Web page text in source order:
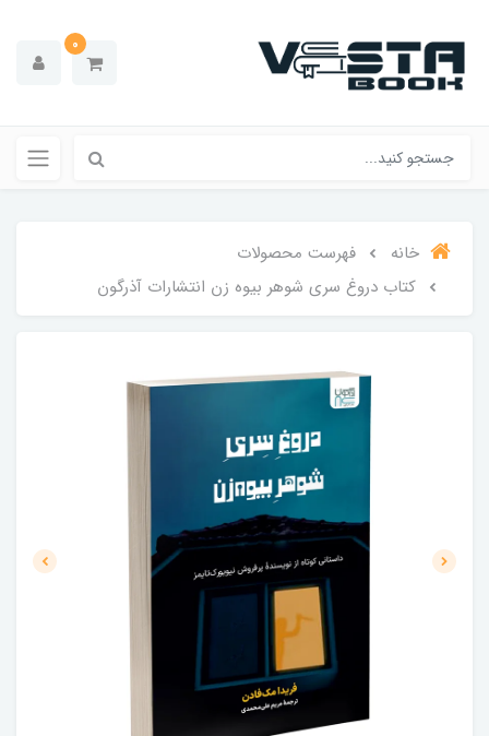
0
خانه
فهرست محصولات
کتاب دروغ سری شوهر بیوه زن انتشارات آذرگون